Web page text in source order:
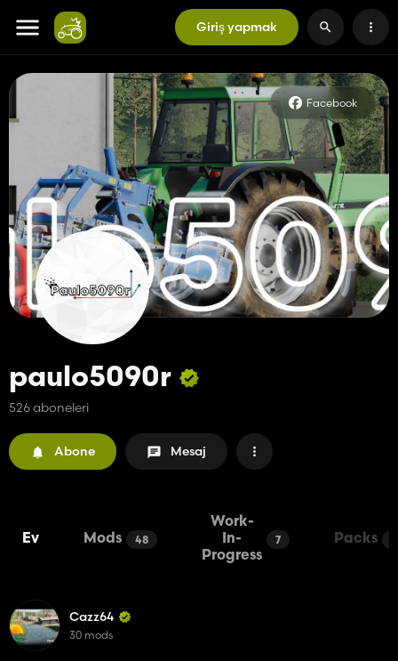
Giriş yapmak
Facebook
paulo5090r
526 aboneleri
Abone Mesaj
Ev Mods 48
Work-
In-
Progress
7 Packs
Cazz64
30 mods